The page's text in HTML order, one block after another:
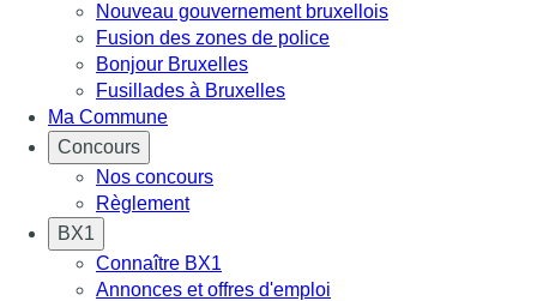
Nouveau gouvernement bruxellois
Fusion des zones de police
Bonjour Bruxelles
Fusillades à Bruxelles
Ma Commune
Concours
Nos concours
Règlement
BX1
Connaître BX1
Annonces et offres d'emploi